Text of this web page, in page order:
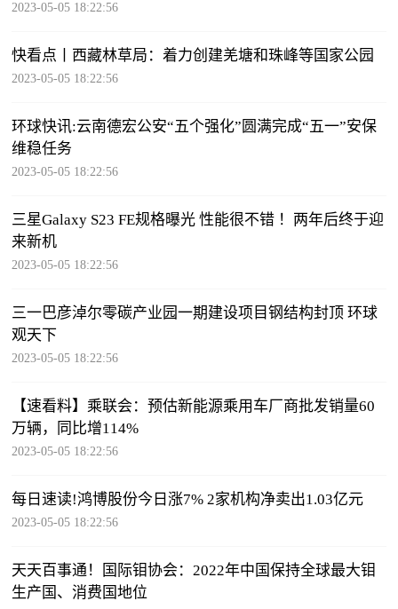
2023-05-05 18:22:56
快看点丨西藏林草局：着力创建羌塘和珠峰等国家公园
2023-05-05 18:22:56
环球快讯:云南德宏公安“五个强化”圆满完成“五一”安保
维稳任务
2023-05-05 18:22:56
三星Galaxy S23 FE规格曝光 性能很不错 ！两年后终于迎
来新机
2023-05-05 18:22:56
三一巴彦淖尔零碳产业园一期建设项目钢结构封顶 环球
观天下
2023-05-05 18:22:56
【速看料】乘联会：预估新能源乘用车厂商批发销量60
万辆，同比增114%
2023-05-05 18:22:56
每日速读!鸿博股份今日涨7% 2家机构净卖出1.03亿元
2023-05-05 18:22:56
天天百事通！国际钼协会：2022年中国保持全球最大钼
生产国、消费国地位